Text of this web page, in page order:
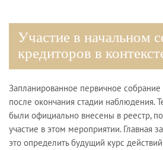
Участие в начальном
кредиторов в
Запланированное первичное
после окончания стадии наблюдения.
были официально внесены в реестр,
участие в этом мероприятии. Главная
это определить будущий курс